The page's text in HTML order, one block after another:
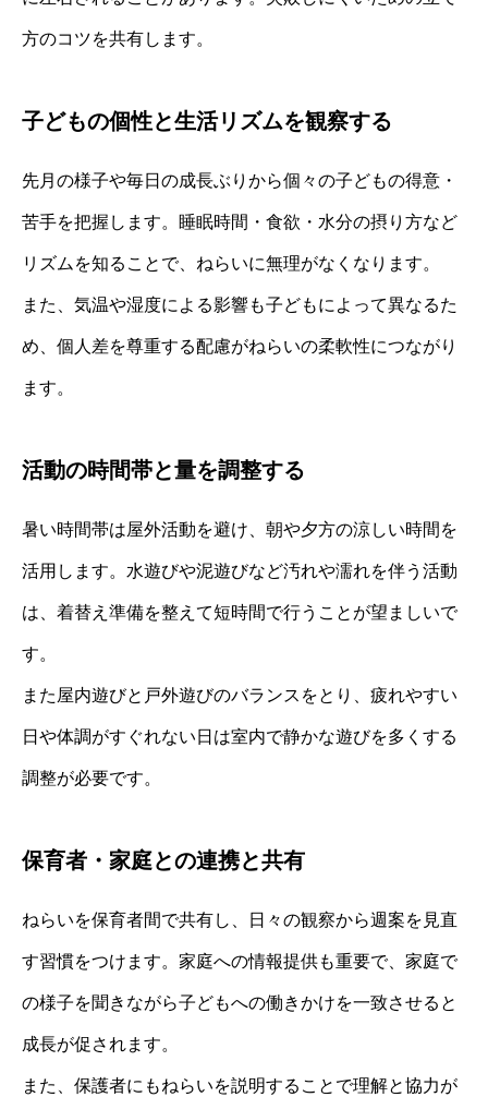
方のコツを共有します。
子どもの個性と生活リズムを観察する
先月の様子や毎日の成長ぶりから個々の子どもの得意・
苦手を把握します。睡眠時間・食欲・水分の摂り方など
リズムを知ることで、ねらいに無理がなくなります。
また、気温や湿度による影響も子どもによって異なるた
め、個人差を尊重する配慮がねらいの柔軟性につながり
ます。
活動の時間帯と量を調整する
暑い時間帯は屋外活動を避け、朝や夕方の涼しい時間を
活用します。水遊びや泥遊びなど汚れや濡れを伴う活動
は、着替え準備を整えて短時間で行うことが望ましいで
す。
また屋内遊びと戸外遊びのバランスをとり、疲れやすい
日や体調がすぐれない日は室内で静かな遊びを多くする
調整が必要です。
保育者・家庭との連携と共有
ねらいを保育者間で共有し、日々の観察から週案を見直
す習慣をつけます。家庭への情報提供も重要で、家庭で
の様子を聞きながら子どもへの働きかけを一致させると
成長が促されます。
また、保護者にもねらいを説明することで理解と協力が